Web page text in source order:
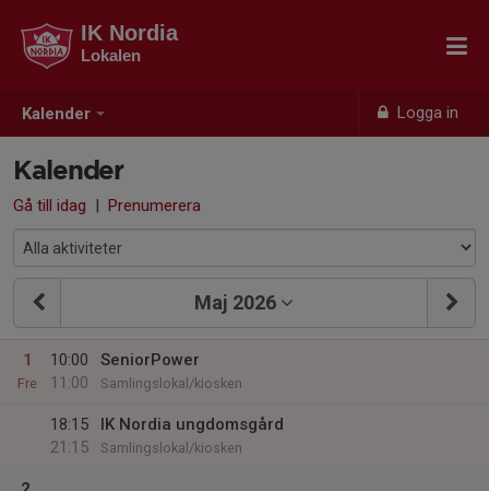
Kalender Logga in
IK Nordia
Lokalen
Kalender
Gå till idag | Prenumerera
Maj 2026
1
Fre
10:00
11:00
SeniorPower
Samlingslokal/kiosken
18:15
21:15
IK Nordia ungdomsgård
Samlingslokal/kiosken